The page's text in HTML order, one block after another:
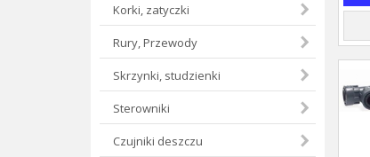
Korki, zatyczki
Rury, Przewody
Skrzynki, studzienki
Sterowniki
Czujniki deszczu